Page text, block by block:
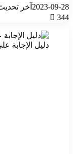
2023-09-28 آخر تحديث: 2023-
344
دليل الإجابة